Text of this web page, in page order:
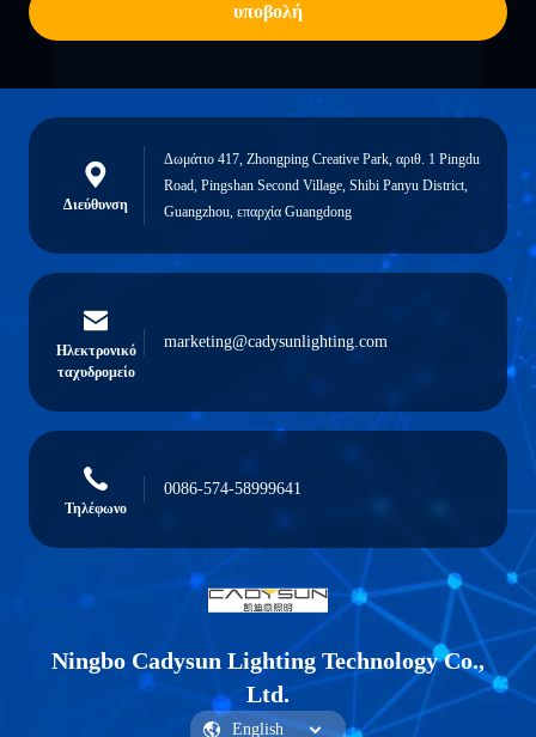
υποβολή
Διεύθυνση
Δωμάτιο 417, Zhongping Creative Park, αριθ. 1 Pingdu
Road, Pingshan Second Village, Shibi Panyu District,
Guangzhou, επαρχία Guangdong
Ηλεκτρονικό
ταχυδρομείο
marketing@cadysunlighting.com
Τηλέφωνο
0086-574-58999641
Ningbo Cadysun Lighting Technology Co.,
Ltd.